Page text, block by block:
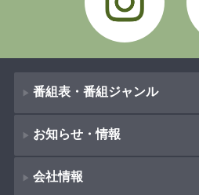
番組表・番組ジャンル
番組表
番組ジャンル
お知らせ・情報
新着情報
会社情報